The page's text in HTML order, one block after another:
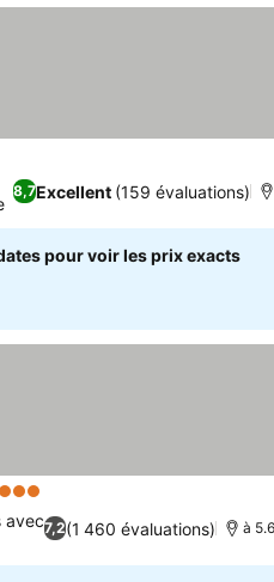
8,7Excellent (159 évaluations)
pour voir les prix exacts
7,2(1 460 évaluations)
avec
à